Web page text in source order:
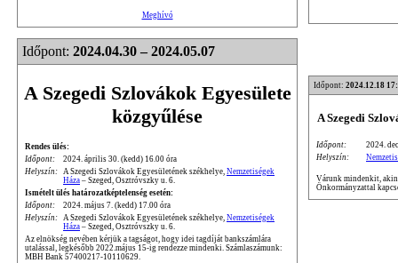
Meghívó
Időpont: 2024.04.30 – 2024.05.07
A Szegedi Szlovákok Egyesülete
közgyűlése
Rendes ülés:
Időpont:
2024. április 30. (kedd) 16.00 óra
Helyszín: A Szegedi Szlovákok Egyesületének székhelye, Nemzetiségek
Háza – Szeged, Osztróvszky u. 6.
Ismételt ülés határozatképtelenség esetén:
Időpont:
2024. május 7. (kedd) 17.00 óra
Helyszín: A Szegedi Szlovákok Egyesületének székhelye, Nemzetiségek
Háza – Szeged, Osztróvszky u. 6.
Az elnökség nevében kérjük a tagságot, hogy idei tagdíját bankszámlára
utalással, legkésőbb 2022.május 15-ig rendezze mindenki. Számlaszámunk:
MBH Bank 57400217-10110629.
Időpont: 2024.12.18
A Szegedi
Időpont:
2024.
Helyszín:
Várunk mindenkit,
Önkormányzattal